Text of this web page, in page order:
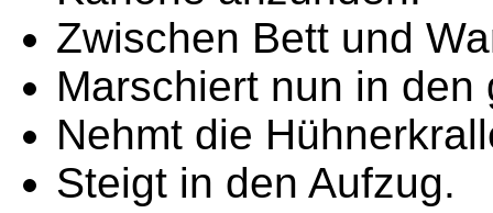
Zwischen Bett und
Marschiert nun in
Nehmt die
Steigt in den Aufzug.